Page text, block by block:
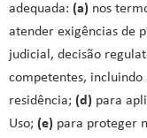
adequada: (a) nos
atender exigências de
judicial, decisão
competentes,
residência; (d) para
Uso; (e) para proteger